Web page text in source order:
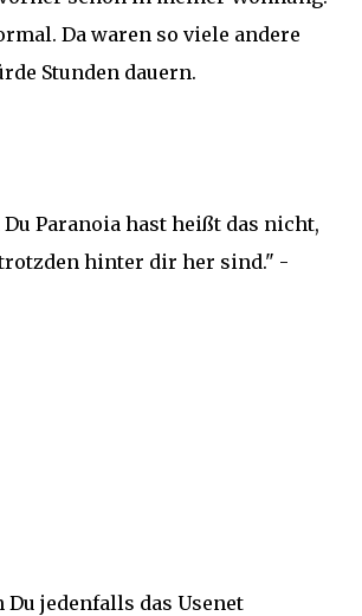
Da waren so viele andere
Stunden dauern.
Paranoia hast heißt das nicht,
hinter dir her sind." -
Du jedenfalls das Usenet